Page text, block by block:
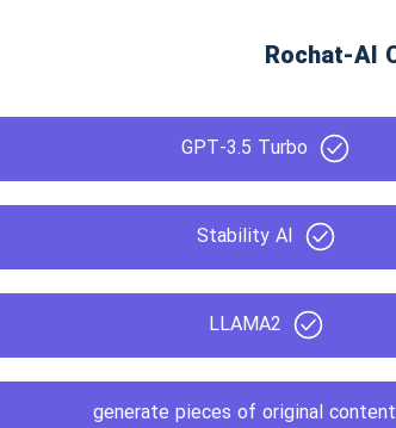
GPT-3.5 Turbo
Stability AI
LLAMA2
generate pieces of original content